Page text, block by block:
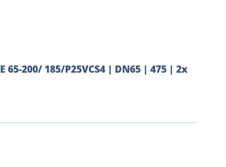
65-200/ 185/P25VCS4 | DN65 | 475 | 2x